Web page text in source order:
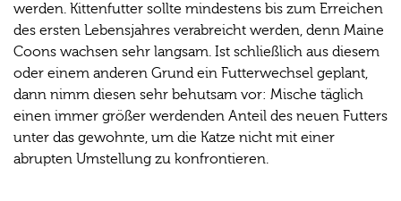
werden. Kittenfutter sollte mindestens bis zum Erreichen
des ersten Lebensjahres verabreicht werden, denn Maine
Coons wachsen sehr langsam. Ist schließlich aus diesem
oder einem anderen Grund ein Futterwechsel geplant,
dann nimm diesen sehr behutsam vor: Mische täglich
einen immer größer werdenden Anteil des neuen Futters
unter das gewohnte, um die Katze nicht mit einer
abrupten Umstellung zu konfrontieren.